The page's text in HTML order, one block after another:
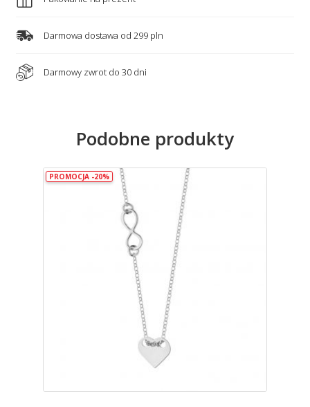
Darmowa dostawa od 299 pln
Darmowy zwrot do 30 dni
Podobne produkty
PROMOCJA -20%